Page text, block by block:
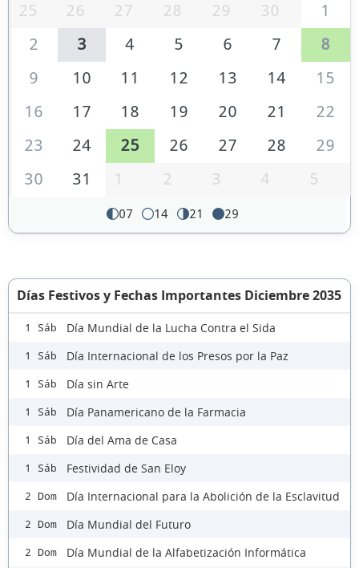
25 26 27 28 29 30
1
2
3 4 5 6 7
8
9
10 11 12 13 14
15
16
17 18 19 20 21
22
23
24 25 26 27 28
29
30
31 1 2 3 4 5
07 14 21 29
Días Festivos y Fechas Importantes Diciembre 2035
1 Sáb Día Mundial de la Lucha Contra el Sida
1 Sáb Día Internacional de los Presos por la Paz
1 Sáb Día sin Arte
1 Sáb Día Panamericano de la Farmacia
1 Sáb Día del Ama de Casa
1 Sáb Festividad de San Eloy
2 Dom Día Internacional para la Abolición de la Esclavitud
2 Dom Día Mundial del Futuro
2 Dom Día Mundial de la Alfabetización Informática